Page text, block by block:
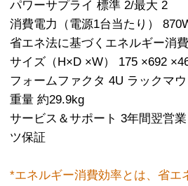
パワーサプライ 標準 2/最大 2
消費電力（電源1台当たり）
省エネ法に基づくエネルギー消
サイズ（H×D ×W） 175 ×692
フォームファクタ 4U ラックマ
重量 約29.9kg
サービス＆サポート 3年間翌営
ツ保証
*エネルギー消費効率とは、省エ